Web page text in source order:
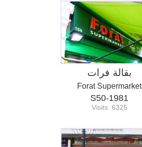
بقالة فرات
Forat Supermarket
S50-1981
Visits: 6325